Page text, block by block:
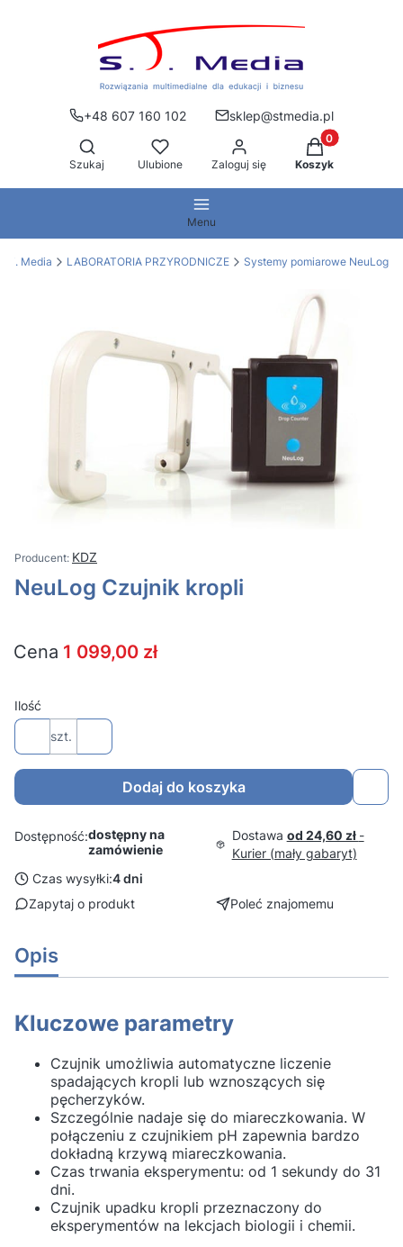
+48 607 160 102
sklep@stmedia.pl
Otwórz wyszukiwarkę
Szukaj Ulubione Zaloguj się
Produkty w
Koszyk
Menu
Media LABORATORIA PRZYRODNICZE Systemy pomiarowe NeuLog
KDZ
NeuLog Czujnik kropli
Cena 1 099,00 zł
Ilość
szt.
Dodaj do koszyka
Dostępność:dostępny na
zamówienie
Dostawa od 24,60 zł -
Kurier (mały gabaryt)
Czas wysyłki:4 dni
Zapytaj o produkt
Poleć znajomemu
Opis
Kluczowe parametry
Czujnik umożliwia automatyczne liczenie
spadających kropli lub wznoszących się
pęcherzyków.
Szczególnie nadaje się do miareczkowania. W
połączeniu z czujnikiem pH zapewnia bardzo
dokładną krzywą miareczkowania.
Czas trwania eksperymentu: od 1 sekundy do 31
dni.
Czujnik upadku kropli przeznaczony do
eksperymentów na lekcjach biologii i chemii.